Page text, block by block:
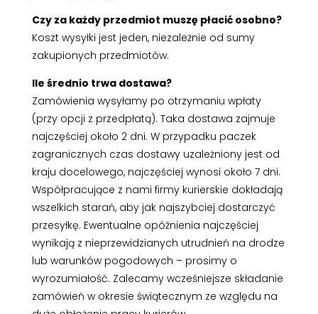
Czy za każdy przedmiot muszę płacić osobno?
Koszt wysyłki jest jeden, niezależnie od sumy
zakupionych przedmiotów.
Ile średnio trwa dostawa?
Zamówienia wysyłamy po otrzymaniu wpłaty
(przy opcji z przedpłatą). Taka dostawa zajmuje
najczęściej około 2 dni. W przypadku paczek
zagranicznych czas dostawy uzależniony jest od
kraju docelowego, najczęściej wynosi około 7 dni.
Współpracujące z nami firmy kurierskie dokładają
wszelkich starań, aby jak najszybciej dostarczyć
przesyłkę. Ewentualne opóźnienia najczęściej
wynikają z nieprzewidzianych utrudnień na drodze
lub warunków pogodowych – prosimy o
wyrozumiałość. Zalecamy wcześniejsze składanie
zamówień w okresie świątecznym ze względu na